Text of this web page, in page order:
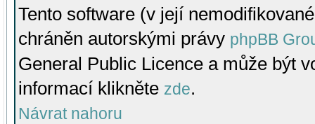
Tento software (v její
chráněn autorskými právy phpBB
General Public Licence a může být
informací klikněte zde.
Návrat nahoru